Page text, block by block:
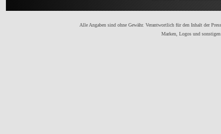
Alle Angaben sind ohne Gewähr. Verantwortlich für den Inhalt der
Marken, Logos und